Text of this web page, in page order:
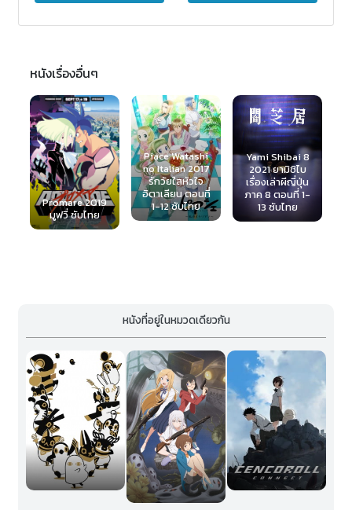
หนังเรื่องอื่นๆ
Piace Watashi
no Italian 2017
รักวัยใสหัวใจ
อิตาเลียน ตอนที่
1-12 ซับไทย
Yami Shibai 8
2021 ยามิชิไบ
เรื่องเล่าผีญี่ปุ่น
ภาค 8 ตอนที่ 1-
13 ซับไทย
Miss
Monochrome
2nd Season
2015 ตอนที่ 1-13
ซับไทย
หนังที่อยู่ในหมวดเดียวกัน